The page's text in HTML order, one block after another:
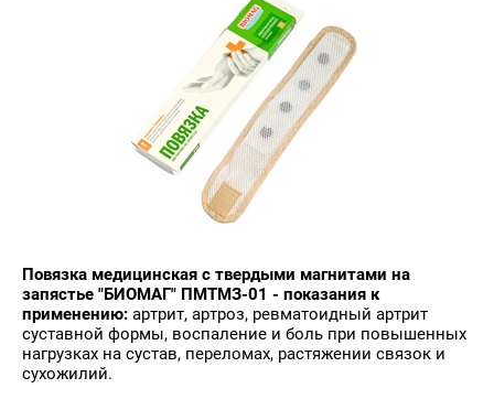
Повязка медицинская с твердыми магнитами на
запястье "БИОМАГ" ПМТМЗ-01 - показания к
применению: артрит, артроз, ревматоидный артрит
суставной формы, воспаление и боль при повышенных
нагрузках на сустав, переломах, растяжении связок и
сухожилий.